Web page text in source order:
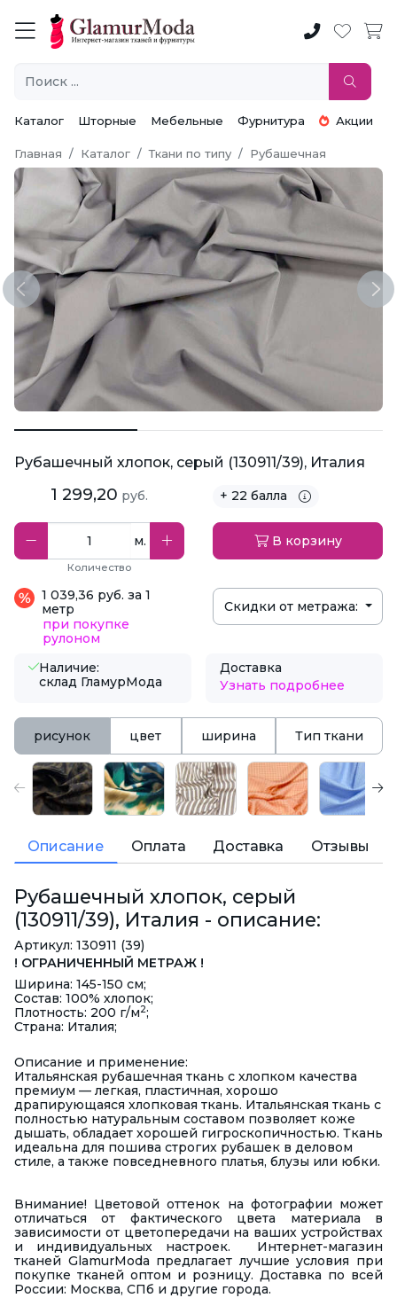
Каталог Шторные Мебельные Фурнитура Акции
Главная Каталог Ткани по типу Рубашечная
Previous
Рубашечный хлопок, серый (130911/39), Италия
1 299,20 руб. + 22 балла
м.
Количество
В корзину
1 039,36 руб. за 1
метр
при покупке
рулоном
Скидки от метража:
Наличие:
склад ГламурМода
Доставка
Узнать подробнее
рисунок цвет ширина Тип ткани
Описание Оплата Доставка Отзывы
Рубашечный хлопок, серый
(130911/39), Италия - описание:
Артикул: 130911 (39)
! ОГРАНИЧЕННЫЙ МЕТРАЖ !
Ширина: 145-150 см;
Состав: 100% хлопок;
Плотность: 200 г/м2;
Страна: Италия;
Описание и применение:
Итальянская рубашечная ткань с хлопком качества
премиум — легкая, пластичная, хорошо
драпирующаяся хлопковая ткань. Итальянская ткань с
полностью натуральным составом позволяет коже
дышать, обладает хорошей гигроскопичностью. Ткань
идеальна для пошива строгих рубашек в деловом
стиле, а также повседневного платья, блузы или юбки.
Внимание! Цветовой оттенок на фотографии может
отличаться от фактического цвета материала в
зависимости от цветопередачи на ваших устройствах
и индивидуальных настроек. Интернет-магазин
тканей GlamurModa предлагает лучшие условия при
покупке тканей оптом и розницу. Доставка по всей
России: Москва, СПб и другие города.